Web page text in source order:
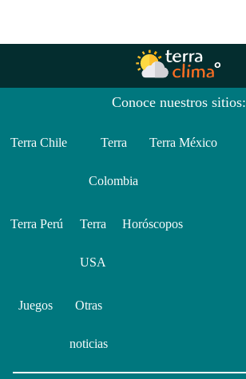
Conoce nuestros sitios:
Terra Chile Terra
Colombia
Terra México
Terra Perú Terra
USA
Horóscopos
Juegos Otras
noticias